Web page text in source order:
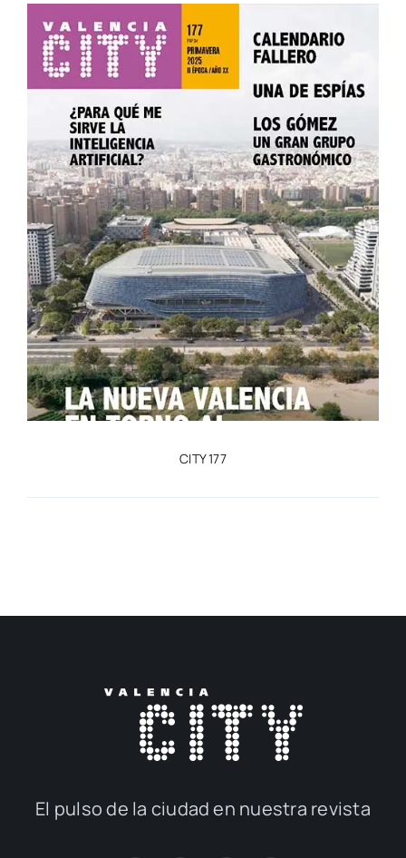
CITY 177
El pul­so de la ciu­dad en nues­tra revis­ta